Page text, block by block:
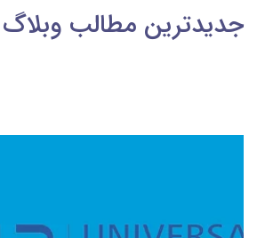
جدیدترین مطالب وبلاگ